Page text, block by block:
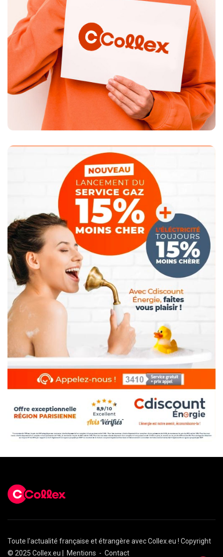
Toute l'actualité française et étrangère avec Collex.eu ! Copyright
© 2025 Collex.eu |
Mentions - Contact